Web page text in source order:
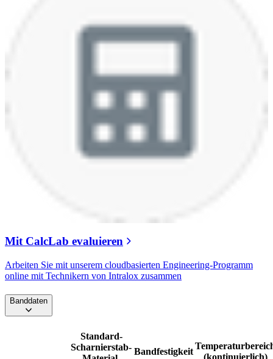
Mit CalcLab evaluieren
Arbeiten Sie mit unserem cloudbasierten Engineering-Programm
online mit Technikern von Intralox zusammen
Banddaten
Standard-
Scharnierstab- Bandfestigkeit